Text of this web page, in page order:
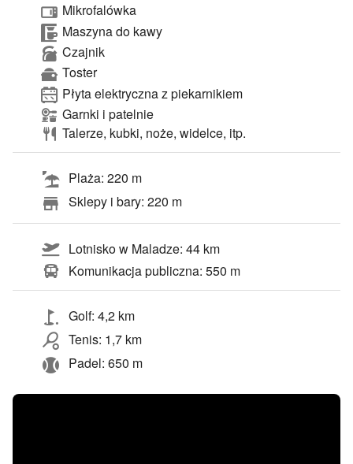
Mikrofalówka
Maszyna do kawy
Czajnik
Toster
Płyta elektryczna z piekarnikiem
Garnki i patelnie
Talerze, kubki, noże, widelce, itp.
Plaża: 220 m
Sklepy i bary: 220 m
Lotnisko w Maladze: 44 km
Komunikacja publiczna: 550 m
Golf: 4,2 km
Tenis: 1,7 km
Padel: 650 m